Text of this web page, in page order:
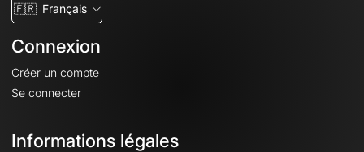
🇫🇷 Français
Connexion
Créer un compte
Se connecter
Informations légales